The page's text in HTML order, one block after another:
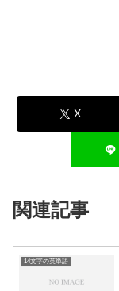
X
関連記事
14文字の英単語